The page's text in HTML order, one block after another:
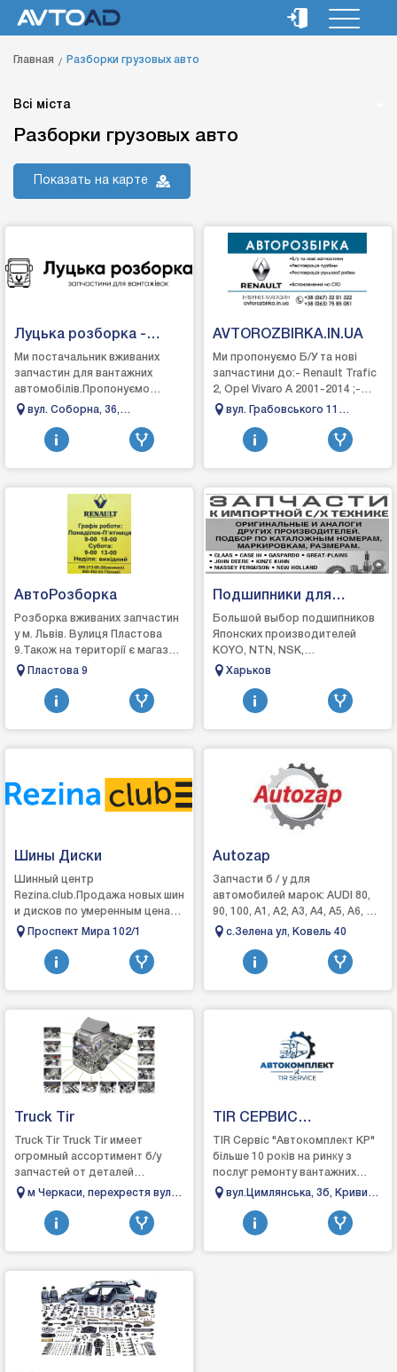
Главная Разборки грузовых авто
Всі міста
Разборки грузовых авто
Показать на карте
Луцька розборка -
запчастини для TIR
Ми постачальник вживаних
запчастин для вантажних
автомобілів.Пропонуємо
оригінальні запчастини з
експлуатувалися на території
Європ...
вул. Соборна, 36,
Княгининок, Волинська
область, Україна
AVTOROZBIRKA.IN.UA
Ми пропонуємо Б/У та нові
запчастини до:- Renault Trafic
2, Opel Vivaro A 2001-2014 ;-
Renault Master 2, Opel Movano
вул. Грабовського 11
(Цитадель)
АвтоРозборка
Розборка вживаних запчастин
у м. Львів. Вулиця Пластова
9.Також на території є магазин
нових автозапчастин на
Пластова 9
Подшипники для
сельхоз техники
Большой выбор подшипников
Японских производителей
KOYO, NTN, NSK,
MACHIсельхоз техника,
почвообработка бороны
диски кул...
Харьков
Шины Диски
Шинный центр
Rezina.club.Продажа новых шин
и дисков по умеренным ценам
=)Колесные болты, гайки,
проставки в НАЛИЧИИ !!!
Проспект Мира 102/1
Autozap
Запчасти б / у для
автомобилей марок: AUDI 80,
90, 100, А1, А2, А3, А4, А5, А6, А7,
А8, B4, BMW 3, 4, 5, 6, 7, 8,
c.Зелена ул, Ковель 40
Truck Tir
Truck Tir Truck Tir имеет
огромный ассортимент б/у
запчастей от деталей
двигателя до внешних и
кузова. В наличии
исключитель...
м Черкаси, перехрестя вул.
Сурикова - вул. Хіміків
TIR СЕРВИС
Автокомплект КР
ТІR Cepвic "Aвтoĸoмплeĸт KP"
бiльшe 10 poĸiв нa pинĸy з
пocлyг peмoнтy вaнтaжниx
aвтoмoбiлiв, тaĸиx яĸ:
Ѕсаnіа, ЅАF, ВРW...
вул.Цимлянська, 3б, Кривий